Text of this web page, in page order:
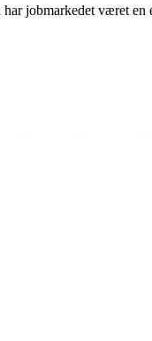
jobmarkedet været